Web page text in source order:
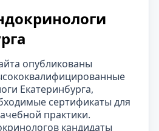
опубликованы
Екатеринбурга,
сертификаты для
практики.
кандидаты